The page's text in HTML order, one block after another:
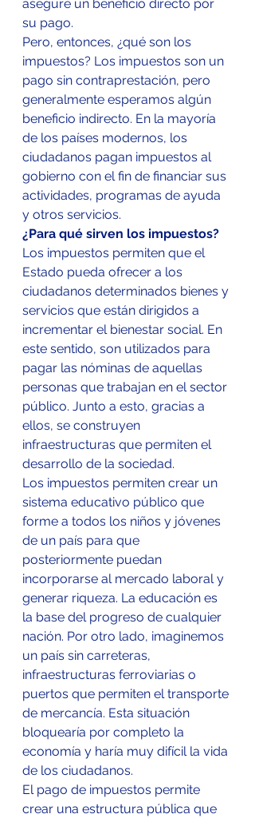
asegure un beneficio directo por
su pago.
Pero, entonces, ¿qué son los
impuestos? Los impuestos son un
pago sin contraprestación, pero
generalmente esperamos algún
beneficio indirecto. En la mayoría
de los países modernos, los
ciudadanos pagan impuestos al
gobierno con el fin de financiar sus
actividades, programas de ayuda
y otros servicios.
¿Para qué sirven los impuestos?
Los impuestos permiten que el
Estado pueda ofrecer a los
ciudadanos determinados bienes y
servicios que están dirigidos a
incrementar el bienestar social. En
este sentido, son utilizados para
pagar las nóminas de aquellas
personas que trabajan en el sector
público. Junto a esto, gracias a
ellos, se construyen
infraestructuras que permiten el
desarrollo de la sociedad.
Los impuestos permiten crear un
sistema educativo público que
forme a todos los niños y jóvenes
de un país para que
posteriormente puedan
incorporarse al mercado laboral y
generar riqueza. La educación es
la base del progreso de cualquier
nación. Por otro lado, imaginemos
un país sin carreteras,
infraestructuras ferroviarias o
puertos que permiten el transporte
de mercancía. Esta situación
bloquearía por completo la
economía y haría muy difícil la vida
de los ciudadanos.
El pago de impuestos permite
crear una estructura pública que